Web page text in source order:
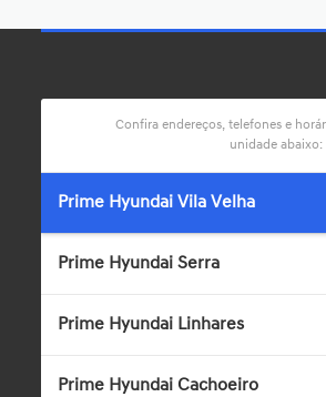
Confira endereços, telefones e
unidade abaixo:
Prime Hyundai Vila Velha
Prime Hyundai Serra
Prime Hyundai Linhares
Prime Hyundai Cachoeiro